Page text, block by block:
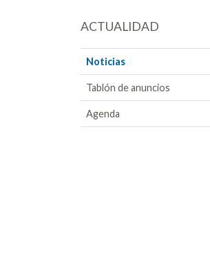
ACTUALIDAD
Noticias
Tablón de anuncios
Agenda